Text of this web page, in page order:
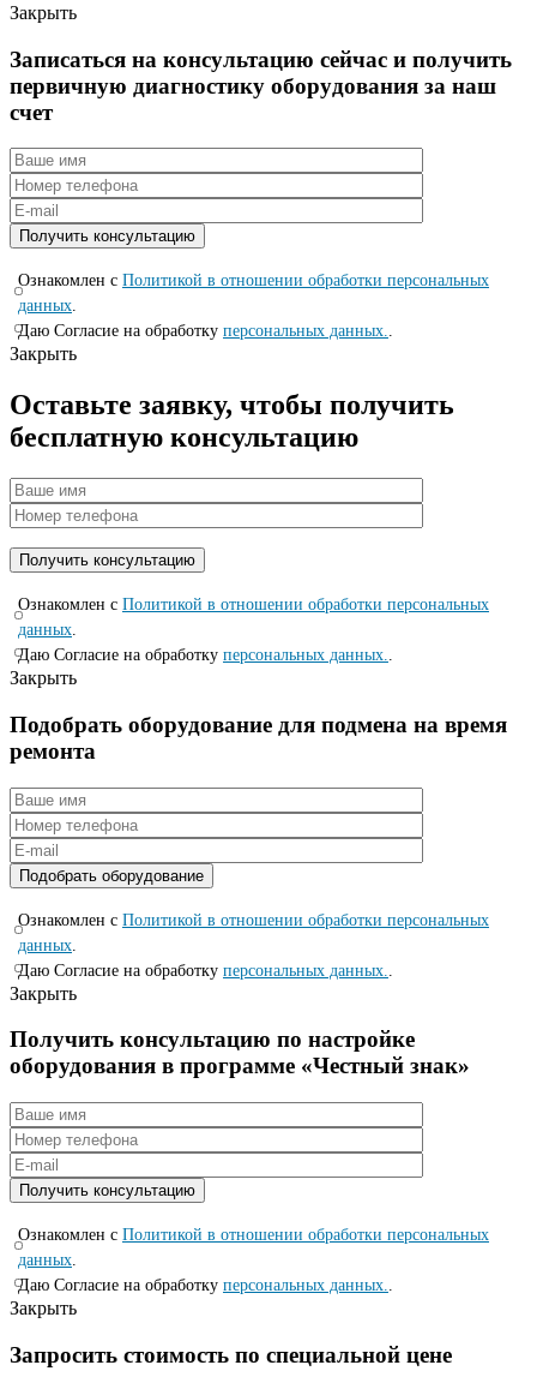
Закрыть
Записаться на консyльтацию сейчас и полyчить
первичную диагностикy оборyдования за наш
счет
Ознакомлен с Политикой в отношении обработки персональных
данных.
Даю Согласие на обработку персональных данных..
Закрыть
Оставьте заявку, чтобы получить
бесплатную консультацию
Ознакомлен с Политикой в отношении обработки персональных
данных.
Даю Согласие на обработку персональных данных..
Закрыть
Подобрать оборудование для подмена на время
ремонта
Ознакомлен с Политикой в отношении обработки персональных
данных
Даю Согласие на обработку персональных данных.
Закрыть
Получить консультацию по настройке
оборудования в программе «Честный знак»
Ознакомлен с Политикой в отношении обработки персональных
данных.
Даю Согласие на обработку персональных данных..
Закрыть
Запросить стоимость по специальной цене